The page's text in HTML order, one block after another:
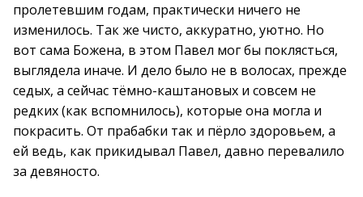
пролетевшим годам, практически ничего не
изменилось. Так же чисто, аккуратно, уютно. Но
вот сама Божена, в этом Павел мог бы поклясться,
выглядела иначе. И дело было не в волосах, прежде
седых, а сейчас тёмно-каштановых и совсем не
редких (как вспомнилось), которые она могла и
покрасить. От прабабки так и пёрло здоровьем, а
ей ведь, как прикидывал Павел, давно перевалило
за девяносто.